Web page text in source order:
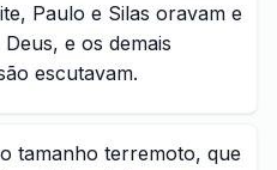
Paulo e Silas oravam e
e os demais
escutavam.
tamanho terremoto, que